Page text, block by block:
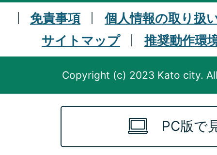
免責事項
個人情報の取り扱
サイトマップ
推奨動作環
Copyright (c) 2023 Kato city.
PC版で